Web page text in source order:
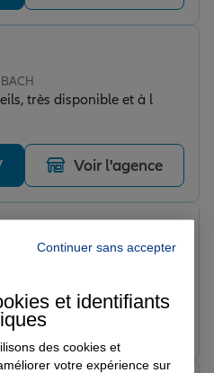
très disponible et à l
Voir l'agence
Continuer sans accepter
et identifiants
des cookies et
votre expérience sur